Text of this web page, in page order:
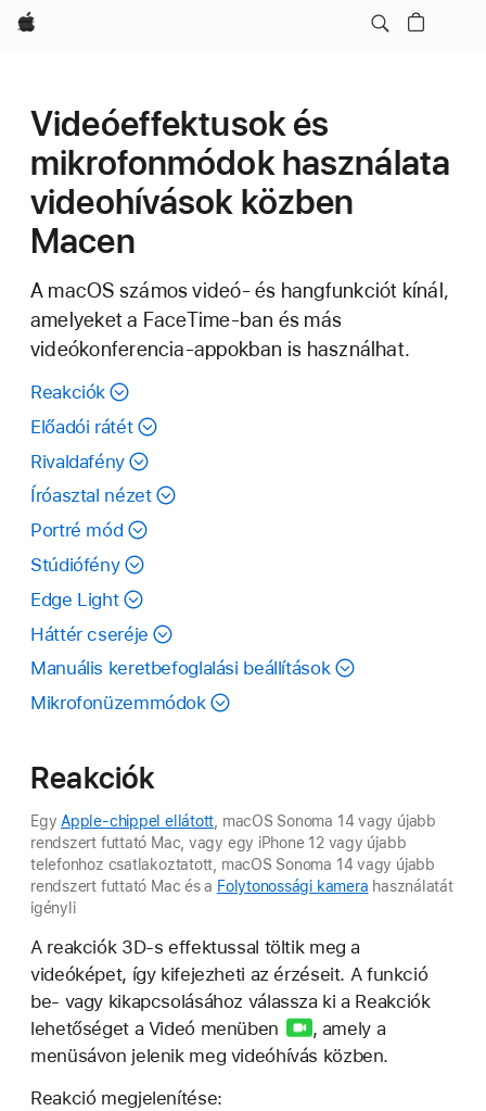
Apple
Videóeffektusok és
mikrofonmódok használata
videohívások közben
Macen
A macOS számos videó- és hangfunkciót kínál,
amelyeket a FaceTime-ban és más
videókonferencia-appokban is használhat.
Reakciók
Előadói rátét
Rivaldafény
Íróasztal nézet
Portré mód
Stúdiófény
Edge Light
Háttér cseréje
Manuális keretbefoglalási beállítások
Mikrofonüzemmódok
Reakciók
Egy Apple-chippel ellátott , macOS Sonoma 14 vagy újabb
rendszert futtató Mac, vagy egy iPhone 12 vagy újabb
telefonhoz csatlakoztatott, macOS Sonoma 14 vagy újabb
rendszert futtató Mac és a Folytonossági kamera használatát
igényli
A reakciók 3D-s effektussal töltik meg a
videóképet, így kifejezheti az érzéseit. A funkció
be- vagy kikapcsolásához válassza ki a Reakciók
lehetőséget a Videó menüben
, amely a
menüsávon jelenik meg videóhívás közben.
Reakció megjelenítése: